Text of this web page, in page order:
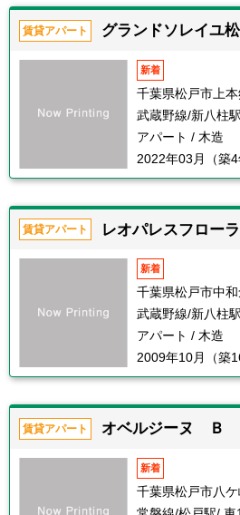
賃貸アパート グランドソレイユ
新着
千葉県松戸市上
武蔵野線/新八柱
アパート / 木造
2022年03月（築4
賃貸アパート レオパレスフロー
新着
千葉県松戸市中和
武蔵野線/新八柱
アパート / 木造
2009年10月（築
賃貸アパート オベルジーヌ Ｂ
新着
千葉県松戸市八ケ